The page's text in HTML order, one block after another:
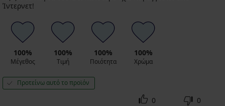
Ίντερνετ!
100%
Μέγεθος
100%
Τιμή
100%
Ποιότητα
100%
Χρώμα
Προτείνω αυτό το προϊόν
0 0